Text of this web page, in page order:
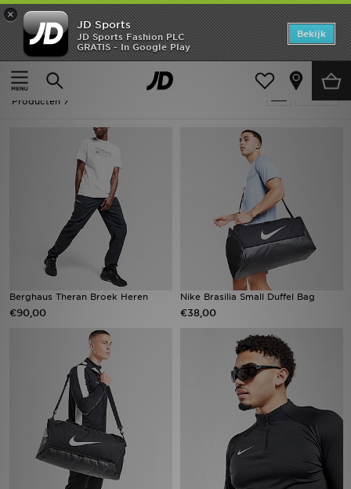
×
JD Sports
JD Sports Fashion PLC
GRATIS - In Google Play
Bekijk
Thuis
Gorpcore
Gorpcore
Producten 7
Berghaus Theran Broek Heren
€90,00
Nike Brasilia Small Duffel Bag
€38,00
Home
Offers
New In
Collecties
Voetbal
Sports
Vind een winkel
Bestelling traceren
Mijn JD